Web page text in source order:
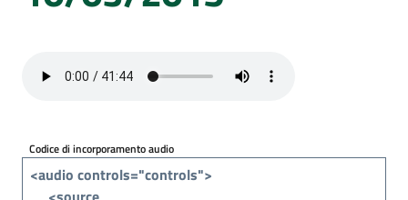
media
i
cittadini
Codice di incorporamento audio